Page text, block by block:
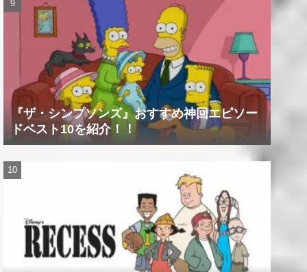
『ザ・シンプソンズ』おすすめ神回エピソー
ドベスト10を紹介！！